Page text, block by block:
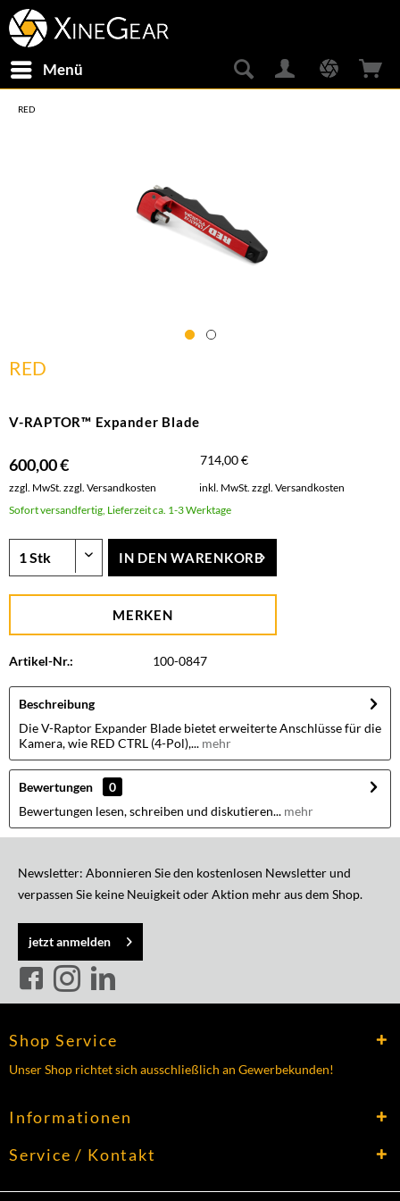
Menü
RED
RED
V-RAPTOR™ Expander Blade
600,00 € 714,00 €
zzgl. MwSt. zzgl. Versandkosten inkl. MwSt. zzgl. Versandkosten
Sofort versandfertig, Lieferzeit ca. 1-3 Werktage
IN DEN WARENKORB
MERKEN
Artikel-Nr.: 100-0847
Beschreibung
Die V-Raptor Expander Blade bietet erweiterte Anschlüsse für die
Kamera, wie RED CTRL (4-Pol),... mehr
Bewertungen
0
Bewertungen lesen, schreiben und diskutieren... mehr
Newsletter: Abonnieren Sie den kostenlosen Newsletter und
verpassen Sie keine Neuigkeit oder Aktion mehr aus dem Shop.
jetzt anmelden
Shop Service
Unser Shop richtet sich ausschließlich an Gewerbekunden!
Informationen
Service / Kontakt